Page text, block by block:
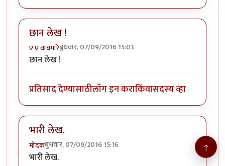
छान लेख !
ए ए वाघमारेबुधवार, 07/09/2016 15:03
छान लेख !
प्रतिसाद देण्यासाठीलॉग इन कराकिंवासदस्य व्हा
भारी लेख.
मोदकबुधवार, 07/09/2016 15:16
भारी लेख.
↑